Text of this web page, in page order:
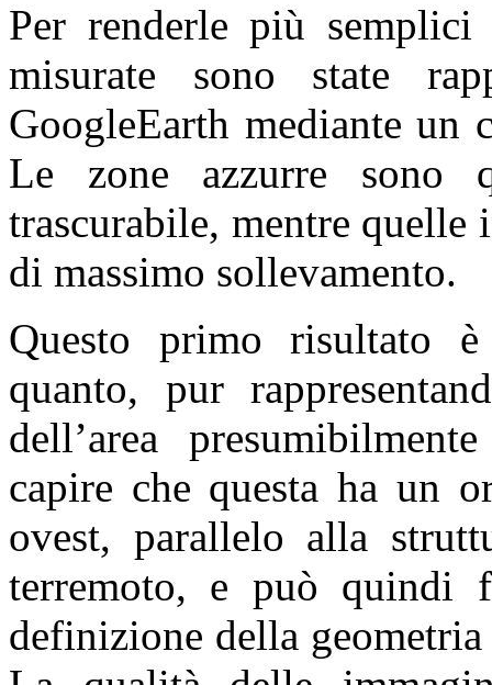
Per renderle più
misurate sono state
GoogleEarth mediante
Le zone azzurre sono
trascurabile, mentre
di massimo sollevamento.
Questo primo risultato è
quanto, pur
dell’area
capire che questa ha un
ovest, parallelo alla
terremoto, e può quindi
definizione della